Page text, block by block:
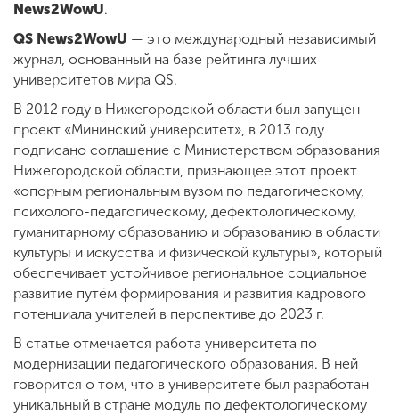
Студенческая жизнь
образовательной
организации
ENG SPN CHI
Приемная
комиссия
+7 (831) 262-26-20
News2WowU.
QS News2WowU — это международный независимый
журнал, основанный на базе рейтинга лучших
университетов мира QS.
В 2012 году в Нижегородской области был запущен
проект «Мининский университет», в 2013 году
подписано соглашение с Министерством образования
Нижегородской области, признающее этот проект
«опорным региональным вузом по педагогическому,
психолого-педагогическому, дефектологическому,
гуманитарному образованию и образованию в области
культуры и искусства и физической культуры», который
обеспечивает устойчивое региональное социальное
развитие путём формирования и развития кадрового
потенциала учителей в перспективе до 2023 г.
В статье отмечается работа университета по
модернизации педагогического образования. В ней
говорится о том, что в университете был разработан
уникальный в стране модуль по дефектологическому